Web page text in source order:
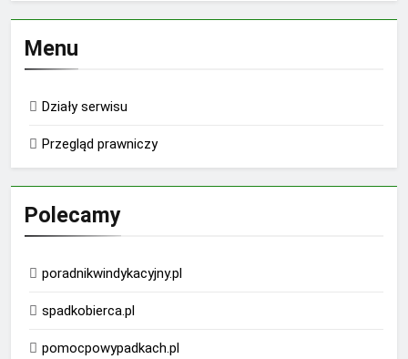
Menu
Działy serwisu
Przegląd prawniczy
Polecamy
poradnikwindykacyjny.pl
spadkobierca.pl
pomocpowypadkach.pl